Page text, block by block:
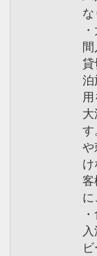
な
貸
泊
す
や
客
に